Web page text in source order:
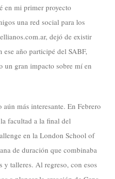
en mi primer proyecto
una red social para los
dejó de existir
año participé del SABF,
un gran impacto sobre mí en
más interesante. En Febrero
facultad a la final del
en la London School of
de duración que combinaba
y talleres. Al regreso, con esos